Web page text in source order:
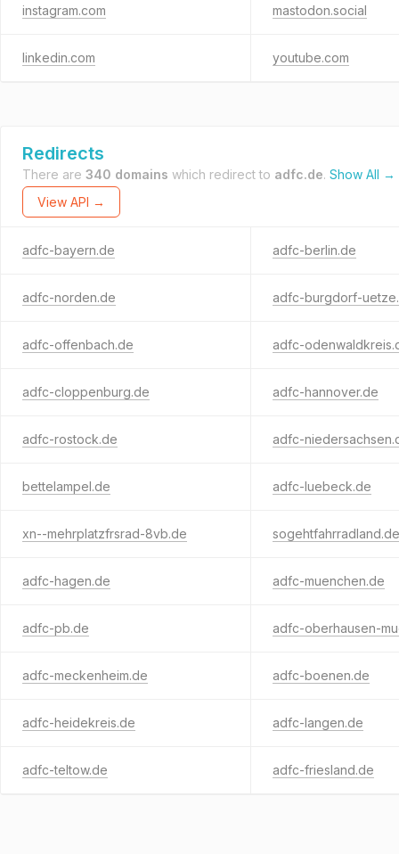
instagram.com mastodon.social
linkedin.com youtube.com
Redirects
There are 340 domains which redirect to adfc.de. Show All →
View API →
adfc-bayern.de adfc-berlin.de
adfc-norden.de adfc-burgdorf-
adfc-offenbach.de adfc-
adfc-cloppenburg.de adfc-hannover.de
adfc-rostock.de adfc-
bettelampel.de adfc-luebeck.de
xn--mehrplatzfrsrad-8vb.de sogehtfahrradland.de
adfc-hagen.de adfc-muenchen.de
adfc-pb.de adfc-oberhausen-
adfc-meckenheim.de adfc-boenen.de
adfc-heidekreis.de adfc-langen.de
adfc-teltow.de adfc-friesland.de